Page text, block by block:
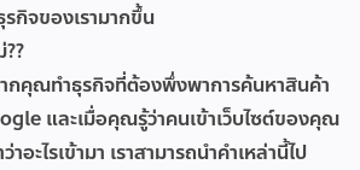
กิจของเรามากขึ้น
กคุณทำธุรกิจที่ต้องพึ่งพาการค้นหาสินค้า
และเมื่อคุณรู้ว่าคนเข้าเว็บไซต์ของคุณ
อะไรเข้ามา เราสามารถนำคำเหล่านี้ไป